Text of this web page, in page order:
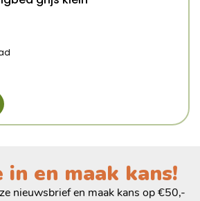
en maak kans!
nieuwsbrief en maak kans op €50,-